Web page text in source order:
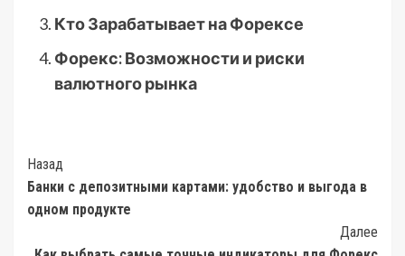
Кто Зарабатывает на Форексе
Форекс: Возможности и риски
валютного рынка
Post
Navigation
Назад
Банки с депозитными картами: удобство и выгода в
одном продукте
Далее